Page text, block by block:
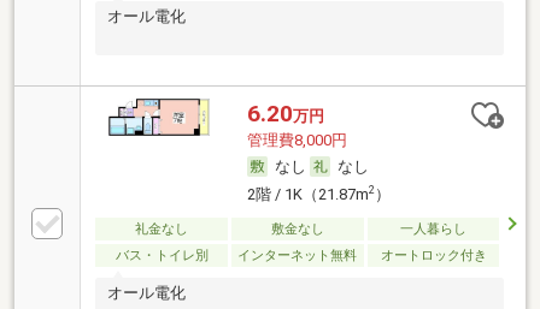
オール電化
6.20万円
管理費8,000円
なし
なし
2階 / 1K（21.87m2）
礼金なし 敷金なし
一人暮らし
バス・トイレ別
インターネット無料 オートロック付き
オール電化